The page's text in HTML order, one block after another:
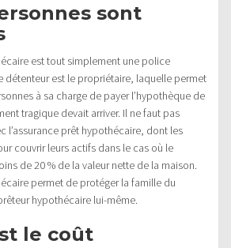
sont
est tout simplement une police
détenteur est le propriétaire, laquelle permet
à sa charge de payer l’hypothèque de
tragique devait arriver. Il ne faut pas
l’assurance prêt hypothécaire, dont les
couvrir leurs actifs dans le cas où le
de 20 % de la valeur nette de la maison.
permet de protéger la famille du
hypothécaire lui-même.
le coût